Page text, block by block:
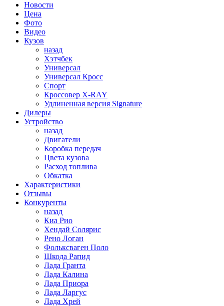
Новости
Цена
Фото
Видео
Кузов
назад
Хэтчбек
Универсал
Универсал Кросс
Спорт
Кроссовер X-RAY
Удлиненная версия Signature
Дилеры
Устройство
назад
Двигатели
Коробка передач
Цвета кузова
Расход топлива
Обкатка
Характеристики
Отзывы
Конкуренты
назад
Киа Рио
Хендай Солярис
Рено Логан
Фольксваген Поло
Шкода Рапид
Лада Гранта
Лада Калина
Лада Приора
Лада Ларгус
Лада Хрей